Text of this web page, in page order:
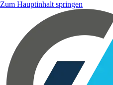
Zum Hauptinhalt springen